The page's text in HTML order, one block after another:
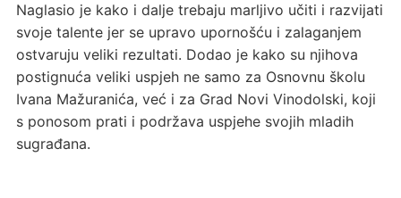
Naglasio je kako i dalje trebaju marljivo učiti i razvijati
svoje talente jer se upravo upornošću i zalaganjem
ostvaruju veliki rezultati. Dodao je kako su njihova
postignuća veliki uspjeh ne samo za Osnovnu školu
Ivana Mažuranića, već i za Grad Novi Vinodolski, koji
s ponosom prati i podržava uspjehe svojih mladih
sugrađana.